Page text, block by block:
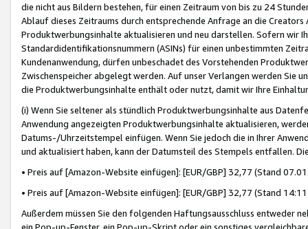
die nicht aus Bildern bestehen, für einen Zeitraum von bis zu 24
Ablauf dieses Zeitraums durch entsprechende Anfrage an die
Produktwerbungsinhalte aktualisieren und neu darstellen. Sofern wir
Standardidentifikationsnummern (ASINs) für einen unbestimmten
Kundenanwendung, dürfen unbeschadet des Vorstehenden
Zwischenspeicher abgelegt werden. Auf unser Verlangen werden Sie
die Produktwerbungsinhalte enthält oder nutzt, damit wir Ihre
(i) Wenn Sie seltener als stündlich Produktwerbungsinhalte aus
Anwendung angezeigten Produktwerbungsinhalte aktualisieren,
Datums-/Uhrzeitstempel einfügen. Wenn Sie jedoch die in Ihrer
und aktualisiert haben, kann der Datumsteil des Stempels entfallen.
• Preis auf [Amazon-Website einfügen]: [EUR/GBP] 32,77 (Stand
• Preis auf [Amazon-Website einfügen]: [EUR/GBP] 32,77 (Stand
Außerdem müssen Sie den folgenden Haftungsausschluss entweder
ein Pop-up-Fenster, ein Pop-up-Skript oder ein sonstiges